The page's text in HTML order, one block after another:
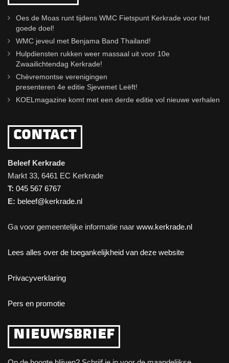
Oes de Moas runt tijdens WMC Fietspunt Kerkrade voor het
goede doel!
WMC jeveul met Benjama Band Thailand!
Hulpdiensten rukken weer massaal uit voor 10e
Zwaailichtendag Kerkrade!
Chèvremontse verenigingen
presenteren 4e editie Sjevemet Leëft!
KOELmagazine komt met een derde editie vol nieuwe verhalen
CONTACT
Beleef Kerkrade
Markt 33, 6461 EC Kerkrade
T: 045 567 6767
E: beleef@kerkrade.nl
Ga voor gemeentelijke informatie naar www.kerkrade.nl
Lees alles over de toegankelijkheid van deze website
Privacyverklaring
Pers en promotie
NIEUWSBRIEF